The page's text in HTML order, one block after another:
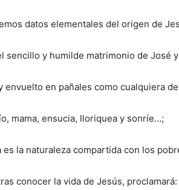
datos elementales del origen de
sencillo y humilde matrimonio de José
envuelto en pañales como cualquiera
mama, ensucia, lloriquea y sonríe…;
es la naturaleza compartida con los
conocer la vida de Jesús, proclamará: